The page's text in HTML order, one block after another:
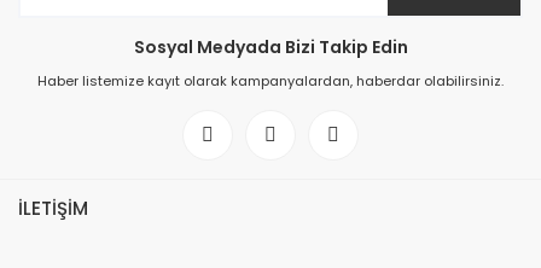
Sosyal Medyada Bizi Takip Edin
Haber listemize kayıt olarak kampanyalardan, haberdar olabilirsiniz.
İLETİŞİM